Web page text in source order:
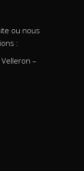
ou nous
:
–